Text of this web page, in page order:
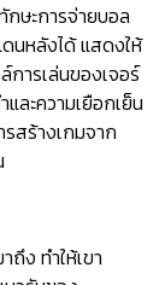
ษะการจ่ายบอล
นหลังได้ แสดงให้
ารเล่นของเจอร์
ละความเยือกเย็น
สร้างเกมจาก
ง ทำให้เขา